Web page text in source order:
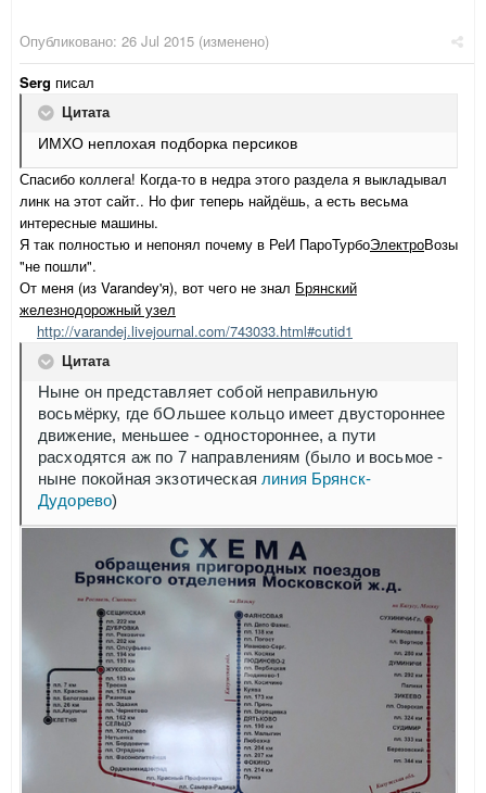
Опубликовано: 26 Jul 2015 (изменено)
Serg писал
Цитата
ИМХО неплохая подборка персиков
Спасибо коллега! Когда-то в недра этого раздела я выкладывал
линк на этот сайт.. Но фиг теперь найдёшь, а есть весьма
интересные машины.
Я так полностью и непонял почему в РеИ ПароТурбоЭлектроВозы
"не пошли".
От меня (из Varandey'я), вот чего не знал Брянский
железнодорожный узел
http://varandej.livejournal.com/743033.html#cutid1
Цитата
Ныне он представляет собой неправильную
восьмёрку, где бОльшее кольцо имеет двустороннее
движение, меньшее - одностороннее, а пути
расходятся аж по 7 направлениям (было и восьмое -
ныне покойная экзотическая линия Брянск-
Дудорево)